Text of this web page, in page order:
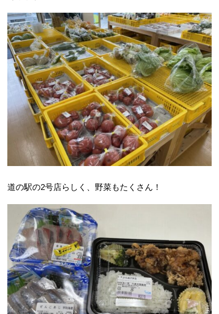
道の駅の2号店らしく、野菜もたくさん！